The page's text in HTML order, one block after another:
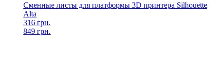
Сменные листы для платформы 3D принтера Silhouette
Alta
316 грн.
849 грн.